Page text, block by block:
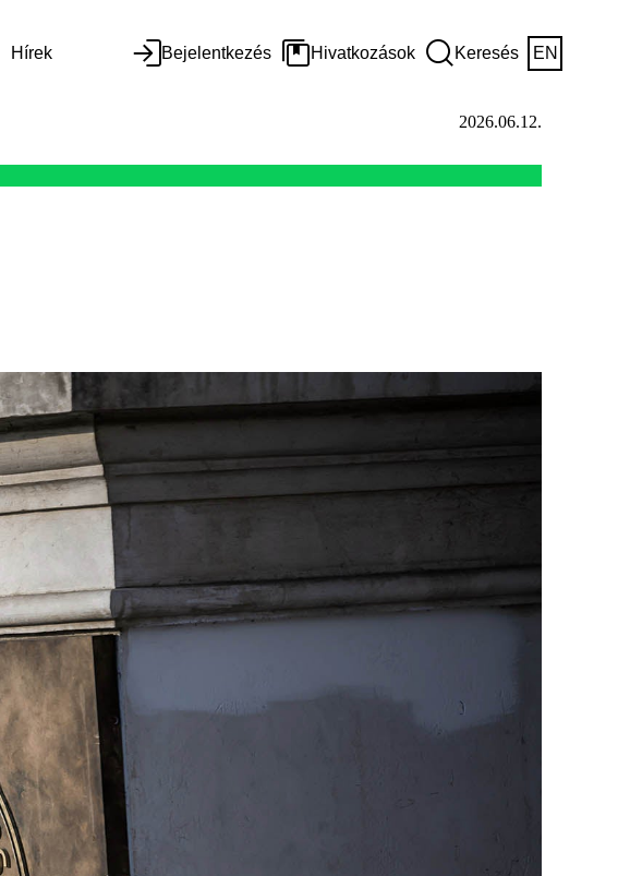
Hírek Bejelentkezés Hivatkozások Keresés EN
2026.06.12.